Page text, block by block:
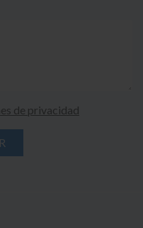
de privacidad